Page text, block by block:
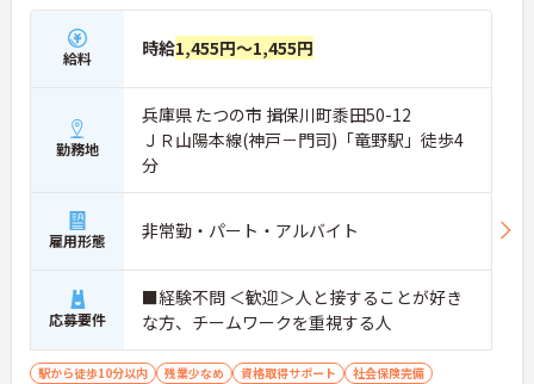
給料 時給1,455円～1,455円
勤務地
兵庫県 たつの市 揖保川町黍田50-12
ＪＲ山陽本線(神戸－門司)「竜野駅」徒歩4
分
雇用形態 非常勤・パート・アルバイト
応募要件
■経験不問 ＜歓迎＞人と接することが好き
な方、チームワークを重視する人
駅から徒歩10分以内 残業少なめ 資格取得サポート
社会保険完備